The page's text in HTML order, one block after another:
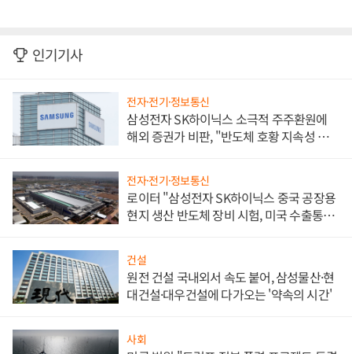
인기기사
전자·전기·정보통신
삼성전자 SK하이닉스 소극적 주주환원에
해외 증권가 비판, "반도체 호황 지속성 의
전자·전기·정보통신
로이터 "삼성전자 SK하이닉스 중국 공장용
현지 생산 반도체 장비 시험, 미국 수출통제
건설
원전 건설 국내외서 속도 붙어, 삼성물산·현
대건설·대우건설에 다가오는 '약속의 시간'
사회